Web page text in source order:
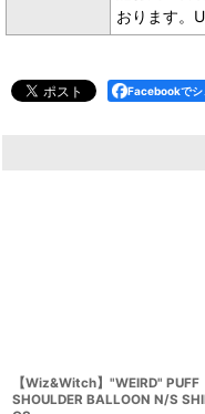
おります。
Facebookでシ
【Wiz&Witch】"WEIRD" PUFF
SHOULDER BALLOON N/S